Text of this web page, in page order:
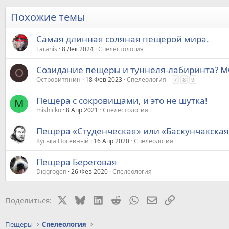
Похожие темы
Самая длинная соляная пещерой мира.
Taranis 8 Дек 2024 Спелестология
О Созидание пещеры и туннеля-лабиринта?
Островитянин 18 Фев 2023 Спелеология 7 8 9
M Пещера с сокровищами, и это не шутка!
mishicko 8 Апр 2021 Спелестология
Пещера «Студенческая» или
Куська Посевный 16 Апр 2020 Спелеология
Пещера Береговая
Diggrogen 26 Фев 2020 Спелеология
Поделиться: BlueskyLinkedIn
Reddit WhatsApp
Электронная почта
Ссылка
Пещеры Спелеология